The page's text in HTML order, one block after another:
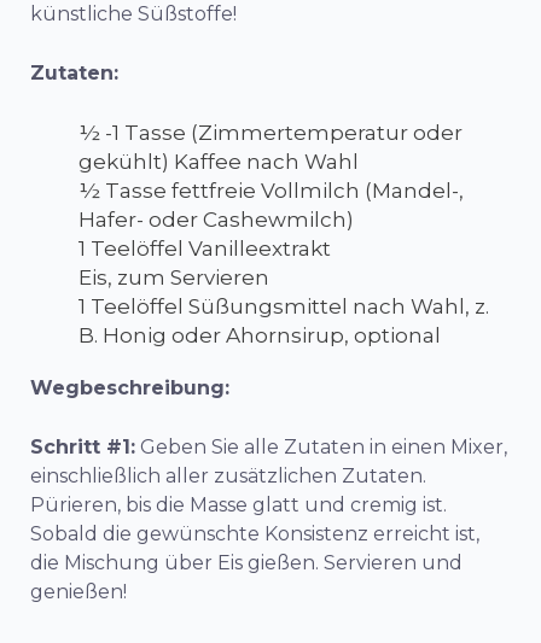
künstliche Süßstoffe!
Zutaten:
½ -1 Tasse (Zimmertemperatur oder
gekühlt) Kaffee nach Wahl
½ Tasse fettfreie Vollmilch (Mandel-,
Hafer- oder Cashewmilch)
1 Teelöffel Vanilleextrakt
Eis, zum Servieren
1 Teelöffel Süßungsmittel nach Wahl, z.
B. Honig oder Ahornsirup, optional
Wegbeschreibung:
Schritt #1: Geben Sie alle Zutaten in einen Mixer,
einschließlich aller zusätzlichen Zutaten.
Pürieren, bis die Masse glatt und cremig ist.
Sobald die gewünschte Konsistenz erreicht ist,
die Mischung über Eis gießen. Servieren und
genießen!